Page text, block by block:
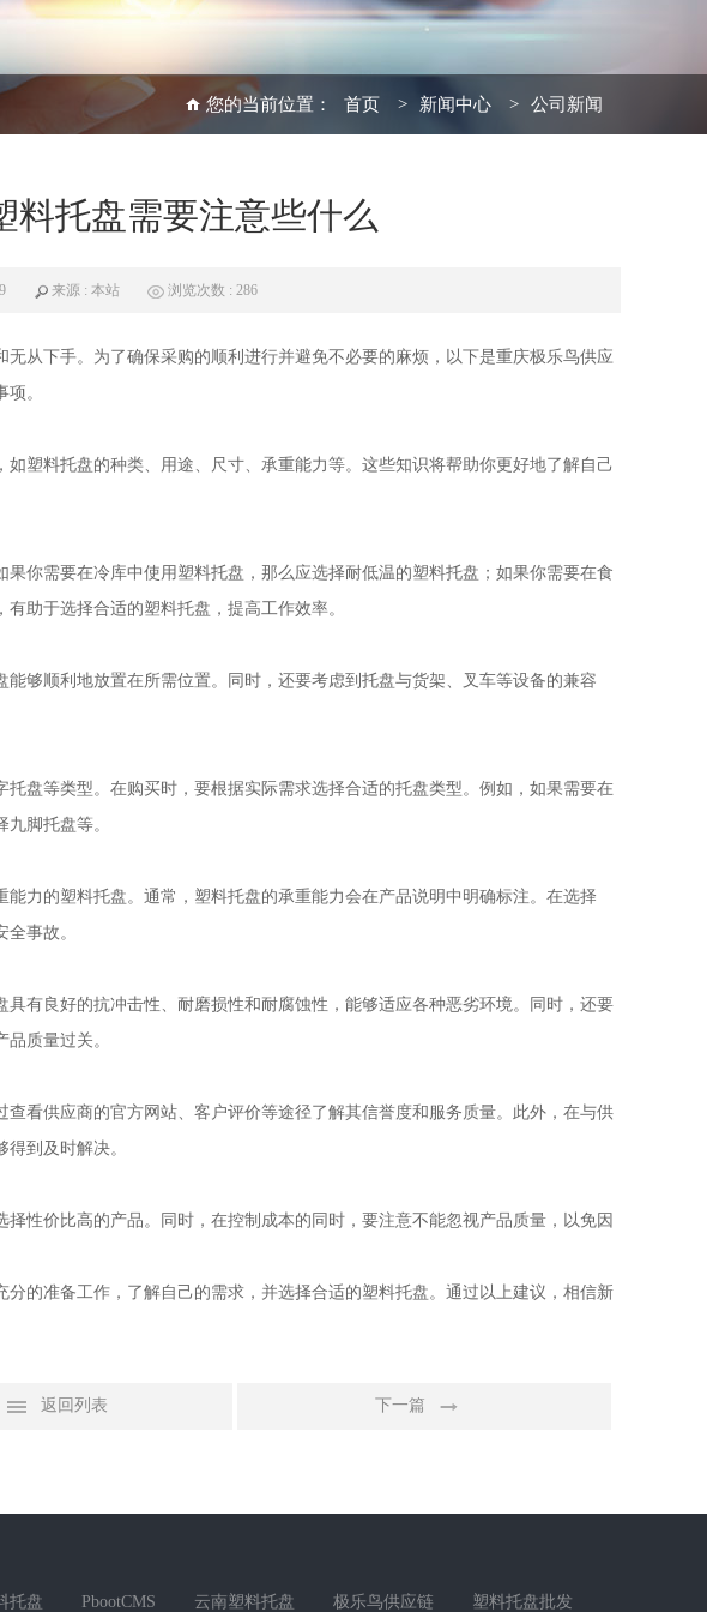
您的当前位置： 首页 > 新闻中心 > 公司新闻
料托盘需要注意些什么
来源 : 本站 浏览次数 : 286
无从下手。为了确保采购的顺利进行并避免不必要的麻烦，以下是重庆极乐鸟供应
。
塑料托盘的种类、用途、尺寸、承重能力等。这些知识将帮助你更好地了解自己
你需要在冷库中使用塑料托盘，那么应选择耐低温的塑料托盘；如果你需要在食
助于选择合适的塑料托盘，提高工作效率。
够顺利地放置在所需位置。同时，还要考虑到托盘与货架、 叉车等设备的兼容
盘等类型。在购买时，要根据实际需求选择合适的托盘类型。例如，如果需要在
脚托盘等。
力的塑料托盘。通常，塑料托盘的承重能力会在产品说明中明确标注。在选择
事故。
有良好的抗冲击性、耐磨损性和耐腐蚀性，能够适应各种恶劣环境。同时，还要
质量过关。
看供应商的官方网站、客户评价等途径了解其信誉度和服务质量。此外，在与供
到及时解决。
性价比高的产品。同时，在控制成本的同时，要注意不能忽视产品质量，以免因
的准备工作，了解自己的需求，并选择合适的塑料托盘。通过以上建议，相信新
返回列表 下一篇
托盘 PbootCMS 云南塑料托盘 极乐鸟供应链 塑料托盘批发